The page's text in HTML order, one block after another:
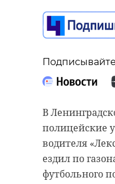
В
полицейские
водителя
ездил по
футбольного